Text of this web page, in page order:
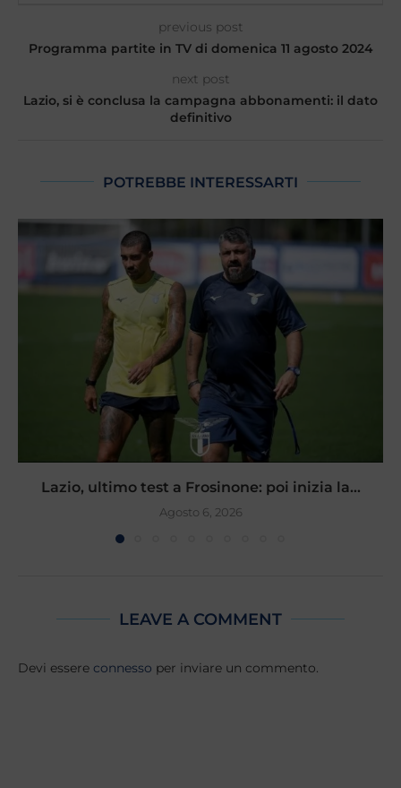
previous post
Programma partite in TV di domenica 11 agosto 2024
next post
Lazio, si è conclusa la campagna abbonamenti: il dato
definitivo
POTREBBE INTERESSARTI
Lazio, ultimo test a Frosinone: poi inizia la...
Agosto 6, 2026
LEAVE A COMMENT
Devi essere connesso per inviare un commento.